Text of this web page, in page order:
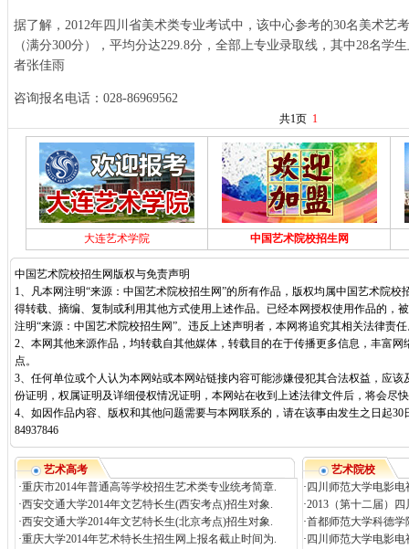
据了解，2012年四川省美术类专业考试中，该中心参考的30名美术艺
（满分300分），平均分达229.8分，全部上专业录取线，其中28名学
者张佳雨
咨询报名电话：028-86969562
共1页 1
大连艺术学院 中国艺术院校招生网
中国艺术院校招生网版权与免责声明
1、凡本网注明“来源：中国艺术院校招生网”的所有作品，版权均属中国艺术院校
得转载、摘编、复制或利用其他方式使用上述作品。已经本网授权使用作品的，
注明“来源：中国艺术院校招生网”。违反上述声明者，本网将追究其相关法律责
2、本网其他来源作品，均转载自其他媒体，转载目的在于传播更多信息，丰富
点。
3、任何单位或个人认为本网站或本网站链接内容可能涉嫌侵犯其合法权益，应
份证明，权属证明及详细侵权情况证明，本网站在收到上述法律文件后，将会尽
4、如因作品内容、版权和其他问题需要与本网联系的，请在该事由发生之日起30
84937846
艺术高考
·重庆市2014年普通高等学校招生艺术类专业统考简章.
·西安交通大学2014年文艺特长生(西安考点)招生对象.
·西安交通大学2014年文艺特长生(北京考点)招生对象.
·重庆大学2014年艺术特长生招生网上报名截止时间为.
艺术院校
· 四川师范大学电影
·2013（第十二届）
·首都师范大学科德学
· 四川师范大学电影